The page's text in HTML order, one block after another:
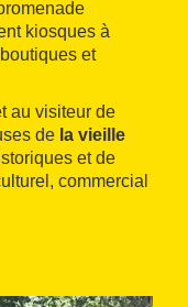
kiosques à
et
au visiteur de
de la vieille
et de
commercial